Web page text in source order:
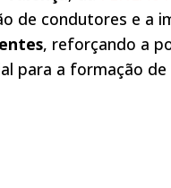
de condutores e a
, reforçando a
para a formação